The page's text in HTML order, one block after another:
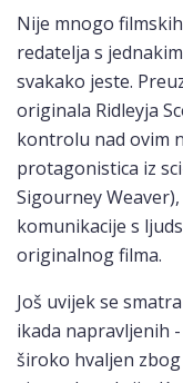
Nije mnogo
redatelja s
svakako jeste.
originala Ridleyja
kontrolu nad ovim
protagonistica iz
Sigourney
komunikacije s
originalnog filma.
Još uvijek se
ikada napravljenih
široko hvaljen